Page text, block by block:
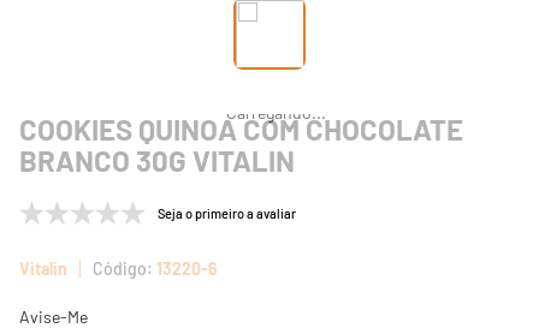
COOKIES QUINOA COM CHOCOLATE
BRANCO 30G VITALIN
Seja o primeiro a avaliar
Vitalin 13220-6
Avise-Me